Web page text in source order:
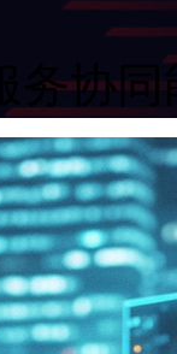
务协同